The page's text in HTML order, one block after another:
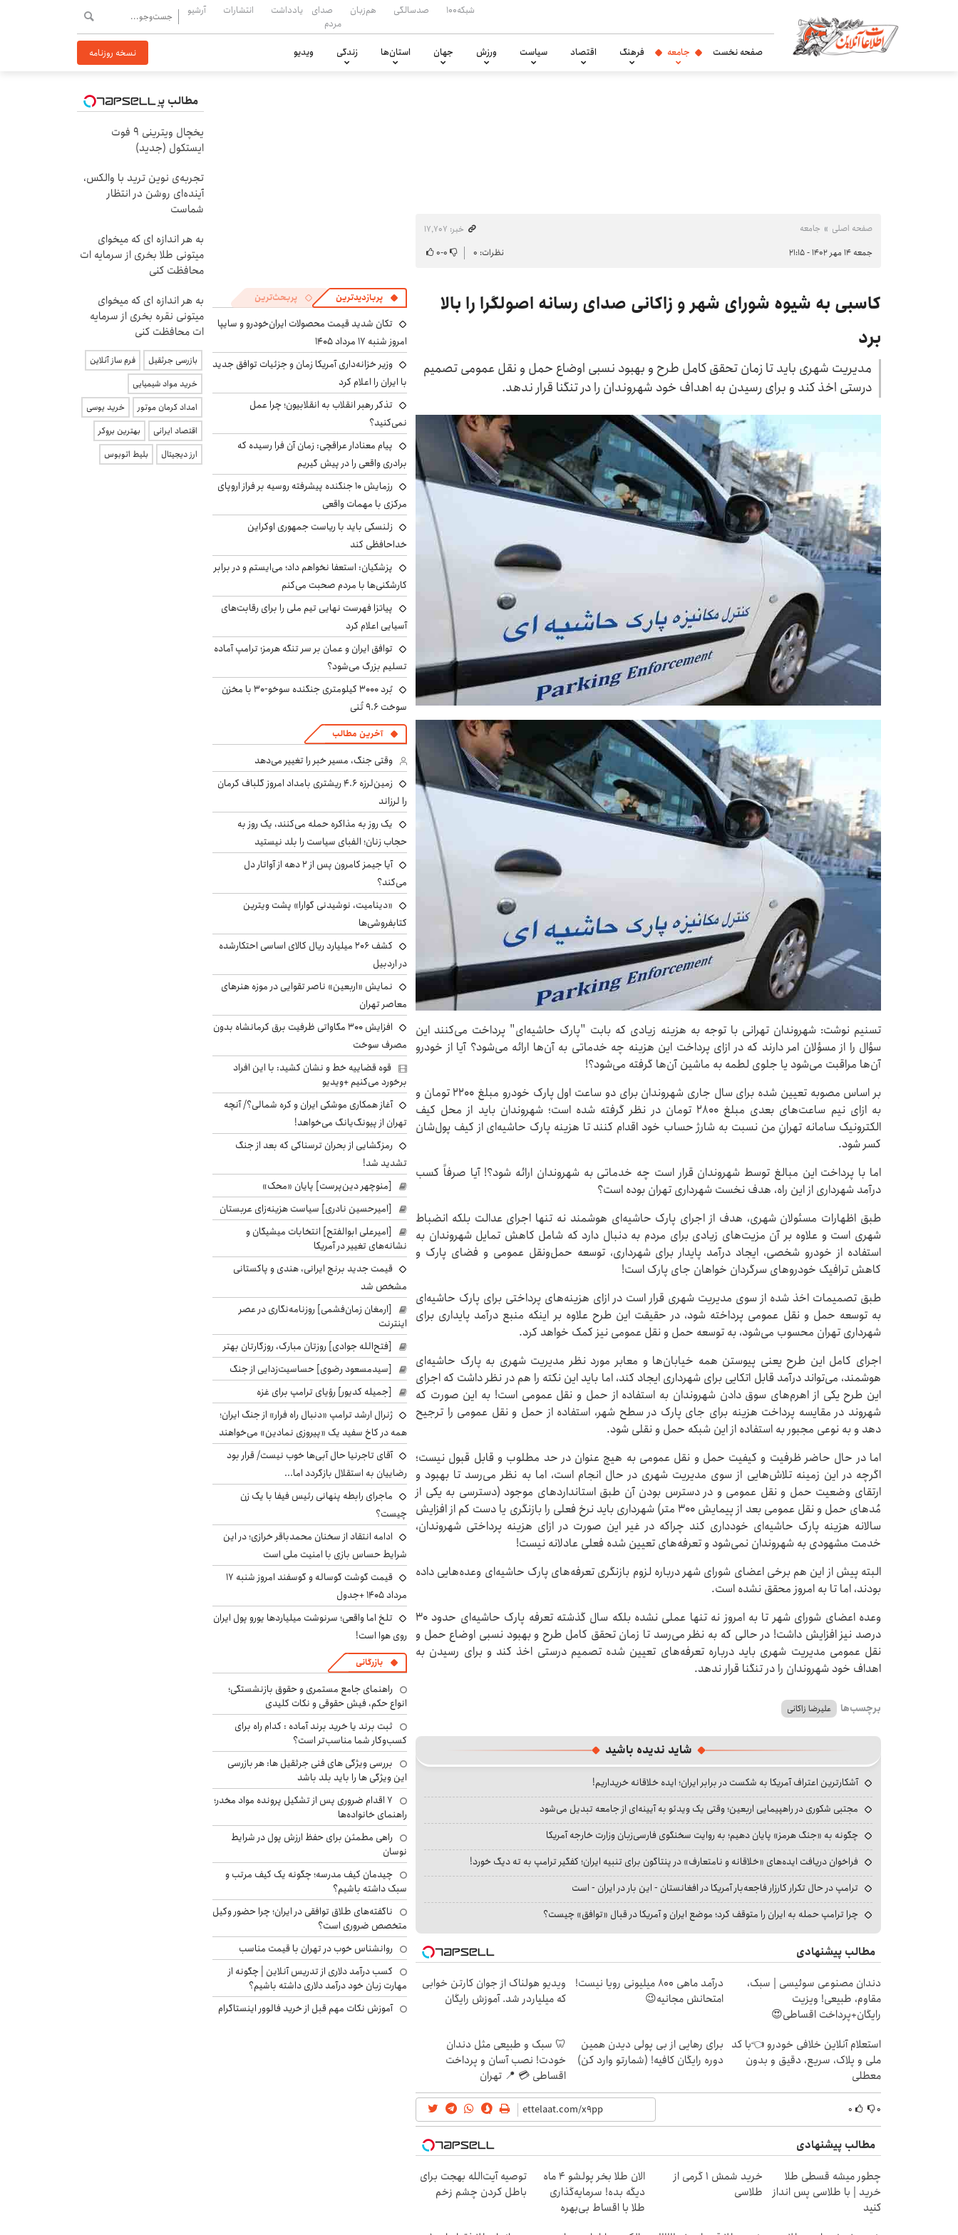
شبکه۱۰۰ صدسالگی هم‌زبان
صدای
مردم
یادداشت انتشارات آرشیو
صفحه نخست جامعه فرهنگ اقتصاد سیاست ورزش جهان استان‌ها زندگی ویدیو نسخه روزنامه
صفحه اصلی جامعه
خبر: ۱۷٬۷۰۷
جمعه ۱۴ مهر ۱۴۰۲ - ۲۱:۱۵
نظرات: ۰ ۰-۰
کاسبی به شیوه شورای شهر و زاکانی صدای رسانه اصولگرا را بالا
برد
مدیریت شهری باید تا زمان تحقق کامل طرح و بهبود نسبی اوضاع حمل و نقل عمومی تصمیم
درستی اخذ کند و برای رسیدن به اهداف خود شهروندان را در تنگنا قرار ندهد.
تسنیم نوشت: شهروندان تهرانی با توجه به هزینه زیادی که بابت "پارک حاشیه‌ای" پرداخت می‌کنند این
سؤال را از مسؤلان امر دارند که در ازای پرداخت این هزینه چه خدماتی به آن‌ها ارائه می‌شود؟ آیا از خودرو
آن‌ها مراقبت می‌شود یا جلوی لطمه به ماشین آن‌ها گرفته می‌شود؟!
بر اساس مصوبه تعیین شده برای سال جاری شهروندان برای دو ساعت اول پارک خودرو مبلغ ۲۲۰۰ تومان و
به ازای نیم ساعت‌های بعدی مبلغ ۲۸۰۰ تومان در نظر گرفته شده است؛ شهروندان باید از محل کیف
الکترونیک سامانه تهرانِ من نسبت به شارژ حساب خود اقدام کنند تا هزینه پارک حاشیه‌ای از کیف پول‌شان
کسر شود.
اما با پرداخت این مبالغ توسط شهروندان قرار است چه خدماتی به شهروندان ارائه شود؟! آیا صرفاً کسب
درآمد شهرداری از این راه، هدف نخست شهرداری تهران بوده است؟
طبق اظهارات مسئولان شهری، هدف از اجرای پارک حاشیه‌ای هوشمند نه تنها اجرای عدالت بلکه انضباط
شهری است و علاوه بر آن مزیت‌های زیادی برای مردم به دنبال دارد که شامل کاهش تمایل شهروندان به
استفاده از خودرو شخصی، ایجاد درآمد پایدار برای شهرداری، توسعه حمل‌ونقل عمومی و فضای پارک و
کاهش ترافیک خودرو‌های سرگردان خواهان جای پارک است!
طبق تصمیمات اخذ شده از سوی مدیریت شهری قرار است در ازای هزینه‌های پرداختی برای پارک حاشیه‌ای
به توسعه حمل و نقل عمومی پرداخته شود، در حقیقت این طرح علاوه بر اینکه منبع درآمد پایداری برای
شهرداری تهران محسوب می‌شود، به توسعه حمل و نقل عمومی نیز کمک خواهد کرد.
اجرای کامل این طرح یعنی پیوستن همه خیابان‌ها و معابر مورد نظر مدیریت شهری به پارک حاشیه‌ای
هوشمند، می‌تواند درآمد قابل اتکایی برای شهرداری ایجاد کند، اما باید این نکته را هم در نظر داشت که اجرای
این طرح یکی از اهرم‌های سوق دادن شهروندان به استفاده از حمل و نقل عمومی است! به این صورت که
شهروند در مقایسه پرداخت هزینه برای جای پارک در سطح شهر، استفاده از حمل و نقل عمومی را ترجیح
دهد و به نوعی مجبور به استفاده از این شبکه حمل و نقلی شود.
اما در حال حاضر ظرفیت و کیفیت حمل و نقل عمومی به هیچ عنوان در حد مطلوب و قابل قبول نیست؛
اگرچه در این زمینه تلاش‌هایی از سوی مدیریت شهری در حال انجام است، اما به نظر می‌رسد تا بهبود و
ارتقای وضعیت حمل و نقل عمومی و در دسترس بودن آن طبق استاندارد‌های موجود (دسترسی به یکی از
مُدهای حمل و نقل عمومی بعد از پیمایش ۳۰۰ متر) شهرداری باید نرخ فعلی را بازنگری یا دست کم از افزایش
سالانه هزینه پارک حاشیه‌ای خودداری کند چراکه در غیر این صورت در ازای هزینه پرداختی شهروندان،
خدمت مشهودی به شهروندان نمی‌شود و تعرفه‌های تعیین شده فعلی عادلانه نیست!
البته پیش از این هم برخی اعضای شورای شهر درباره لزوم بازنگری تعرفه‌های پارک حاشیه‌ای وعده‌هایی داده
بودند، اما تا به امروز محقق نشده است.
وعده اعضای شورای شهر تا به امروز نه تنها عملی نشده بلکه سال گذشته تعرفه پارک حاشیه‌ای حدود ۳۰
درصد نیز افزایش داشت! در حالی که به نظر می‌رسد تا زمان تحقق کامل طرح و بهبود نسبی اوضاع حمل و
نقل عمومی مدیریت شهری باید درباره تعرفه‌های تعیین شده تصمیم درستی اخذ کند و برای رسیدن به
اهداف خود شهروندان را در تنگنا قرار ندهد.
برچسب‌ها علیرضا زاکانی
شاید ندیده باشید
آشکارترین اعتراف آمریکا به شکست در برابر ایران؛ ایده خلاقانه خریداریم!
مجتبی شکوری در راهپیمایی اربعین؛ وقتی یک ویدئو به آیینه‌ای از جامعه تبدیل می‌شود
چگونه به «جنگ هرمز» پایان دهیم؛ به روایت سخنگوی فارسی‌زبان وزارت خارجه آمریکا
فراخوان دریافت ایده‌های «خلاقانه و نامتعارف» در پنتاگون برای تنبیه ایران؛ کفگیر ترامپ به ته دیگ خورد!
ترامپ در حال تکرار کارزار فاجعه‌بار آمریکا در افغانستان - این بار در ایران - است
چرا ترامپ حمله به ایران را متوقف کرد؛ موضع ایران و آمریکا در قبال «توافق» چیست؟
مطالب پیشنهادی
دندان مصنوعی سوئیسی | سبک،
مقاوم، طبیعی! ویزیت
رایگان+پرداخت اقساطی😍
درآمد ماهی 800 میلیونی رویا نیست!
امتحانش مجانیه😉
ویدیو هولناک از جوان کارتن خوابی
که میلیاردر شد. آموزش رایگان
استعلام آنلاین خلافی خودرو 👈با کد
ملی و پلاک، سریع، دقیق و بدون
معطلی
برای رهایی از بی پولی دیدن همین
دوره رایگان کافیه! (شمارتو وارد کن)
🦷 سبک و طبیعی مثل دندان
خودت! نصب آسان و پرداخت
اقساطی 💳 📍 تهران
۰ ۰
مطالب پیشنهادی
چطور میشه قسطی طلا
خرید | با طلاسی پس انداز
کنید
خرید شمش 1 گرمی از
طلاسی
الان طلا بخر پولشو 4 ماه
دیگه بده! سرمایه‌گذاری
طلا با اقساط بی‌بهره
توصیه آیت‌الله بهجت برای
باطل کردن چشم زخم
پربازدیدترین پربحث‌ترین
تکان شدید قیمت محصولات ایران‌خودرو و سایپا
امروز شنبه ۱۷ مرداد ۱۴۰۵
وزیر خزانه‌داری آمریکا زمان و جزئیات توافق جدید
با ایران را اعلام کرد
تذکر رهبر انقلاب به انقلابیون؛ چرا عمل
نمی‌کنید؟
پیام معنادار عراقچی: زمان آن فرا رسیده که
برادری واقعی را در پیش گیریم
رزمایش ۱۰ جنگنده پیشرفته روسیه بر فراز اروپای
مرکزی با مهمات واقعی
زلنسکی باید با ریاست جمهوری اوکراین
خداحافظی کند
پزشکیان: استعفا نخواهم داد؛ می‌ایستم و در برابر
کارشکنی‌ها با مردم صحبت می‌کنم
پیاتزا فهرست نهایی تیم ملی را برای رقابت‌های
آسیایی اعلام کرد
توافق ایران و عمان بر سر تنگه هرمز؛ ترامپ آماده
تسلیم بزرگ می‌شود؟
بُرد ۳۰۰۰ کیلومتری جنگنده سوخو-۳۰ با مخزن
سوخت ۹.۶ تُنی
آخرین مطالب
وقتی جنگ، مسیر خبر را تغییر می‌دهد
زمین‌لرزه ۴.۶ ریشتری بامداد امروز گلباف کرمان
را لرزاند
یک روز به مذاکره حمله می‌کنند، یک روز به
حجاب زنان؛ الفبای سیاست را بلد نیستید
آیا جیمز کامرون پس از ۲ دهه از آواتار دل
می‌کند؟
«دینامیت، نوشیدنی گوارا» پشت ویترین
کتابفروشی‌ها
کشف ۲۰۶ میلیارد ریال کالای اساسی احتکارشده
در اردبیل
نمایش «اربعین» ناصر تقوایی در موزه هنرهای
معاصر تهران
افزایش ۳۰۰ مگاواتی ظرفیت برق کرمانشاه بدون
مصرف سوخت
قوه قضاییه خط و نشان کشید: با این افراد
برخورد می‌کنیم +ویدیو
آغاز همکاری موشکی ایران و کره شمالی؟/ آنچه
تهران از پیونگ‌یانگ می‌خواهد!
رمزگشایی از بحران ترسناکی که بعد از جنگ
تشدید شد!
[منوچهر دین‌پرست] پایان «محک»
[امیرحسین نادری] سیاست هزینه‌زای عربستان
[امیرعلی ابوالفتح] انتخابات میشیگان و
نشانه‌های تغییر در آمریکا
قیمت جدید برنج ایرانی، هندی و پاکستانی
مشخص شد
[ارمغان زمان‌فشمی] روزنامه‌نگاری در عصر
اینترنت
[فتح‌الله جوادی] روزتان مبارک، روزگارتان بهتر
[سیدمسعود رضوی] حساسیت‌زدایی از جنگ
[جمیله کدیور] رؤیای ترامپ برای غزه
ژنرال ارشد ترامپ «دنبال راه فرار» از جنگ ایران؛
همه در کاخ سفید یک «پیروزی نمادین» می‌خواهند
آقای تاجرنیا حال آبی‌ها خوب نیست/ قرار بود
رضاییان به استقلال بازگردد اما...
ماجرای رابطه پنهانی رئیس فیفا با یک زن
چیست؟
ادامه انتقاد از سخنان محمدباقر خرازی؛ در این
شرایط حساس بازی با امنیت ملی است
قیمت گوشت گوساله و گوسفند امروز شنبه ۱۷
مرداد ۱۴۰۵ +جدول
تلخ اما واقعی؛ سرنوشت میلیاردها یورو پول ایران
روی هوا است!
بازرگانی
راهنمای جامع مستمری و حقوق بازنشستگی؛
انواع حکم، فیش حقوقی و نکات کلیدی
ثبت برند یا خرید برند آماده : کدام راه برای
کسب‌وکار شما مناسب‌تر است؟
بررسی ویژگی های فنی جرثقیل ها: هر بازرسی
این ویژگی ها را باید بلد باشد
۷ اقدام ضروری پس از تشکیل پرونده مواد مخدر؛
راهنمای خانواده‌ها
راهی مطمئن برای حفظ ارزش پول در شرایط
نوسان
چیدمان کیف مدرسه؛ چگونه یک کیف مرتب و
سبک داشته باشیم؟
ناگفته‌های طلاق توافقی در ایران؛ چرا حضور وکیل
متخصص ضروری است؟
روانشناس خوب در تهران با قیمت مناسب
کسب درآمد دلاری از تدریس آنلاین | چگونه از
مهارت زبان خود درآمد دلاری داشته باشیم؟
آموزش نکات مهم قبل از خرید فالوور اینستاگرام
مطالب پیشنهادی
یخچال ویترینی 9 فوت
ایستکول (جدید)
تجربه‌ی نوین ترید با والکس،
آینده‌ای روشن در انتظار
شماست
به هر اندازه ای که میخوای
میتونی طلا بخری از سرمایه ات
محافظت کنی
به هر اندازه ای که میخوای
میتونی نقره بخری از سرمایه
ات محافظت کنی
بازرسی جرثقیل
فرم ساز آنلاین
خرید مواد شیمیایی
امداد کرمان موتور
خرید یوسی
اقتصاد ایرانی
بهترین بروکر
ارز دیجیتال
بلیط اتوبوس